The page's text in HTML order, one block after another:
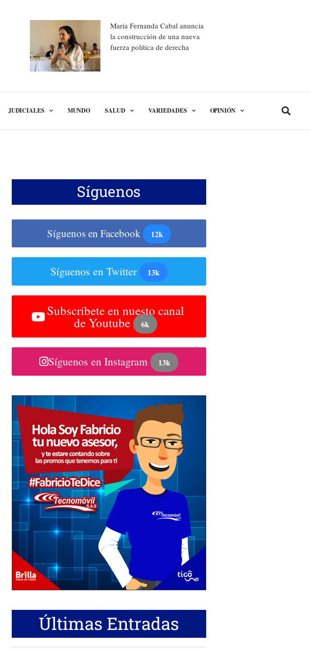
María Fernanda Cabal anuncia
la construcción de una nueva
fuerza política de derecha
JUDICIALES MUNDO SALUD VARIEDADES OPINIÓN
Síguenos
Síguenos en Facebook 12k
Síguenos en Twitter 13k
Subscribete en nuesto canal
de Youtube 6k
Síguenos en Instagram 13k
Últimas Entradas